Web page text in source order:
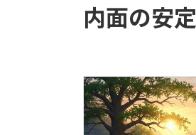
内面の安定